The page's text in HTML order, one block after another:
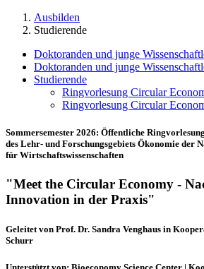
Ausbilden
Studierende
Doktoranden und junge
Doktoranden und junge
Studierende
Ringvorlesung Circular
Ringvorlesung Circular
Sommersemester 2026: Öffentliche
des Lehr- und Forschungsgebiets Ökonomie der
für Wirtschaftswissenschaften
"Meet the Circular Economy -
Innovation in der Praxis"
Geleitet von Prof. Dr. Sandra Venghaus in
Schurr